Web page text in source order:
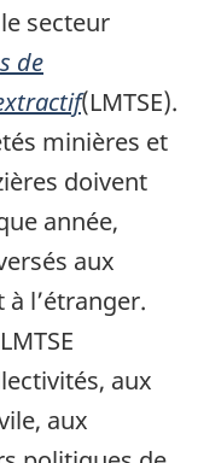
secteur
de
(LMTSE).
minières et
doivent
année,
aux
l’étranger.
aux
aux